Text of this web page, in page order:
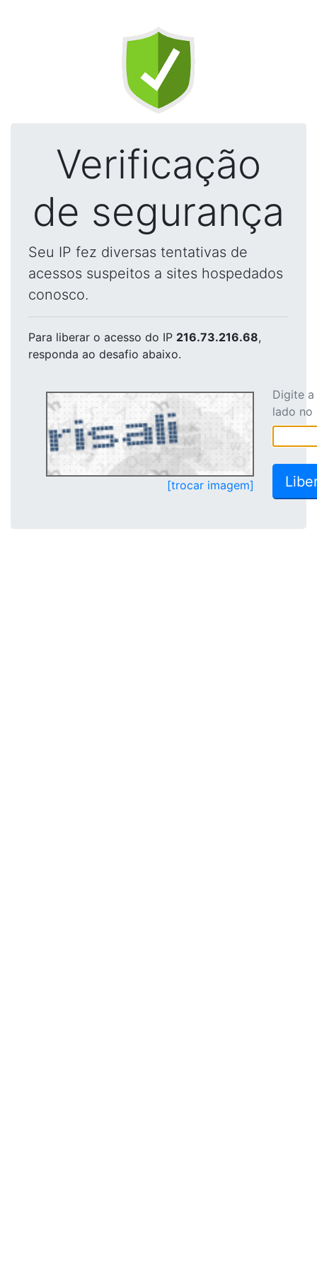
Verificação
de segurança
Seu IP fez diversas tentativas de
acessos suspeitos a sites hospedados
conosco.
Para liberar o acesso do IP 216.73.216.68,
responda ao desafio abaixo.
[trocar imagem]
Digite
lado no